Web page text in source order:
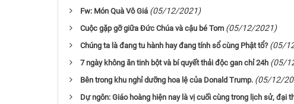
Fw: Món Quà Vô Giá (05/12/2021)
Cuộc gặp gỡ giữa Đức Chúa và cậu bé Tom (05/12/2021)
Chúng ta là đang tu hành hay đang tính sổ cùng Phật tổ? (05/
7 ngày không ăn tinh bột và bí quyết thải độc gan chỉ 24h (05/
Bên trong khu nghỉ dưỡng hoa lệ của Donald Trump. (05/12/
Dự ngôn: Giáo hoàng hiện nay là vị cuối cùng trong lịch sử, đại